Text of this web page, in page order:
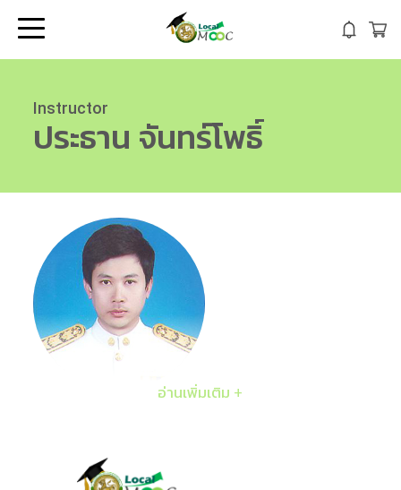
Instructor
ประธาน จันทร์โพธิ์
บธ.บ. คอมพิวเตอร์ธุรกิจ มหาวิทยาลัยศรีปทุม / ร.บ. บริหารรัฐกิจ
อ่านเพิ่มเติม +